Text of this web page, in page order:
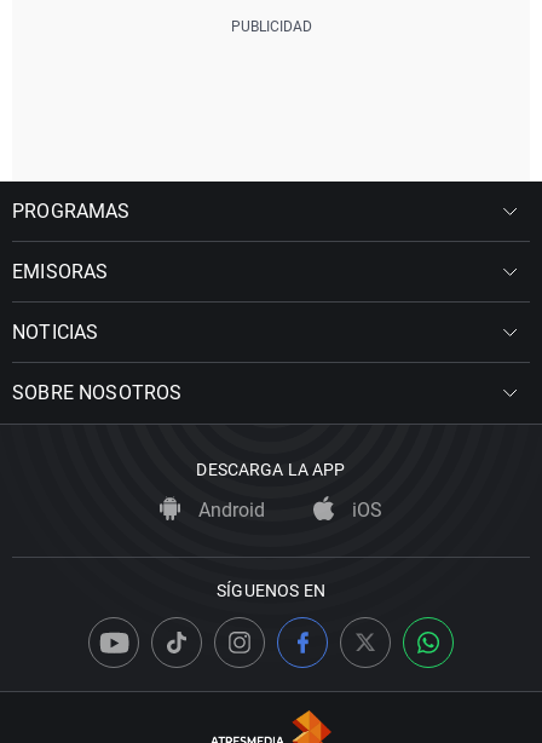
PROGRAMAS
EMISORAS
NOTICIAS
SOBRE NOSOTROS
DESCARGA LA APP
Android iOS
SÍGUENOS EN